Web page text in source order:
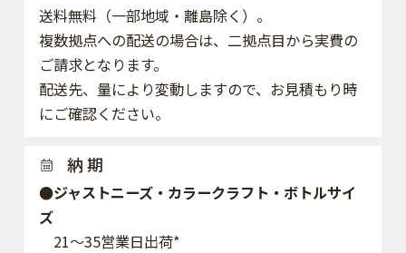
送料無料（一部地域・離島除く）。
複数拠点への配送の場合は、二拠点目から実費の
ご請求となります。
配送先、量により変動しますので、お見積もり時
にご確認ください。
納 期
●ジャストニーズ・カラークラフト・ボトルサイ
ズ
21～35営業日出荷*